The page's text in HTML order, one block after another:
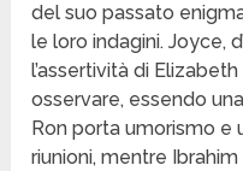
del suo passato
le loro indagini. Joyce,
l’assertività di
osservare, essendo
Ron porta umorismo e
riunioni, mentre